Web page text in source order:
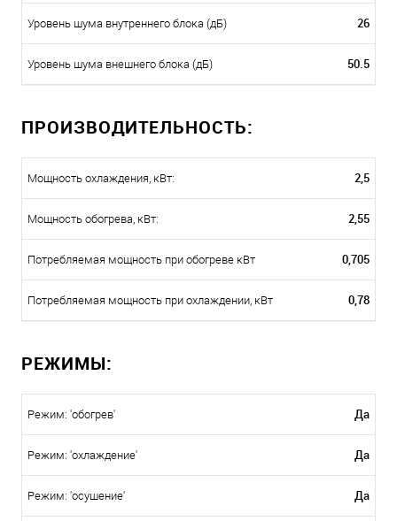
Уровень шума внутреннего блока (дБ) 26
Уровень шума внешнего блока (дБ) 50.5
ПРОИЗВОДИТЕЛЬНОСТЬ:
Мощность охлаждения, кВт: 2,5
Мощность обогрева, кВт: 2,55
Потребляемая мощность при обогреве кВт 0,705
Потребляемая мощность при охлаждении, кВт 0,78
РЕЖИМЫ:
Режим: 'обогрев' Да
Режим: 'охлаждение' Да
Режим: 'осушение' Да